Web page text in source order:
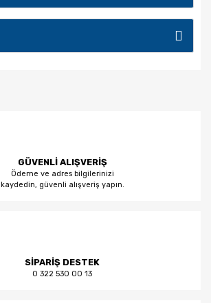
GÜVENLİ ALIŞVERİŞ
Ödeme ve adres bilgilerinizi
kaydedin, güvenli alışveriş yapın.
SİPARİŞ DESTEK
0 322 530 00 13